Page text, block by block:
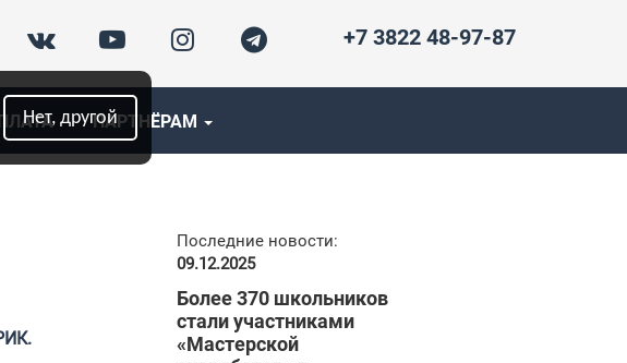
Нет, другой
+7 3822 48-97-87
ПАРТНЁРАМ
Последние новости:
09.12.2025
Более 370 школьников
стали участниками
«Мастерской